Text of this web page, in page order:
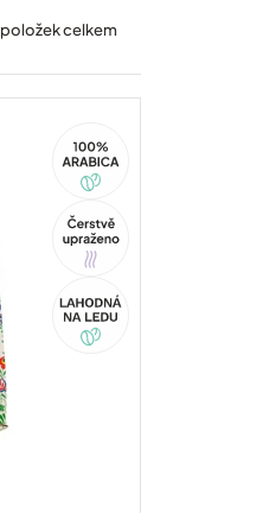
položek celkem
Tip
Arabica